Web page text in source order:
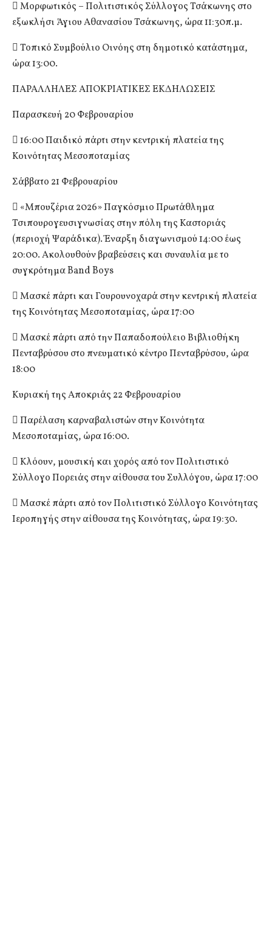
 Μορφωτικός – Πολιτιστικός Σύλλογος Τσάκωνης στο
εξωκλήσι Άγιου Αθανασίου Τσάκωνης, ώρα 11:30π.μ.
 Τοπικό Συμβούλιο Οινόης στη δημοτικό κατάστημα,
ώρα 13:00.
ΠΑΡΑΛΛΗΛΕΣ ΑΠΟΚΡΙΑΤΙΚΕΣ ΕΚΔΗΛΩΣΕΙΣ
Παρασκευή 20 Φεβρουαρίου
 16:00 Παιδικό πάρτι στην κεντρική πλατεία της
Κοινότητας Μεσοποταμίας
Σάββατο 21 Φεβρουαρίου
 «Μπουζέρια 2026» Παγκόσμιο Πρωτάθλημα
Τσιπουρογευσιγνωσίας στην πόλη της Καστοριάς
(περιοχή Ψαράδικα). Έναρξη διαγωνισμού 14:00 έως
20:00. Ακολουθούν βραβεύσεις και συναυλία με το
συγκρότημα Band Boys
 Μασκέ πάρτι και Γουρουνοχαρά στην κεντρική πλατεία
της Κοινότητας Μεσοποταμίας, ώρα 17:00
 Μασκέ πάρτι από την Παπαδοπούλειο Βιβλιοθήκη
Πενταβρύσου στο πνευματικό κέντρο Πενταβρύσου, ώρα
18:00
Κυριακή της Αποκριάς 22 Φεβρουαρίου
 Παρέλαση καρναβαλιστών στην Κοινότητα
Μεσοποταμίας, ώρα 16:00.
 Κλόουν, μουσική και χορός από τον Πολιτιστικό
Σύλλογο Πορειάς στην αίθουσα του Συλλόγου, ώρα 17:00
 Μασκέ πάρτι από τον Πολιτιστικό Σύλλογο Κοινότητας
Ιεροπηγής στην αίθουσα της Κοινότητας, ώρα 19:30.